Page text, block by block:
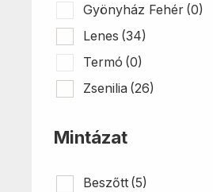
Gyönyház Fehér (0)
Lenes (34)
Termó (0)
Zsenilia (26)
Mintázat
Beszőtt (5)